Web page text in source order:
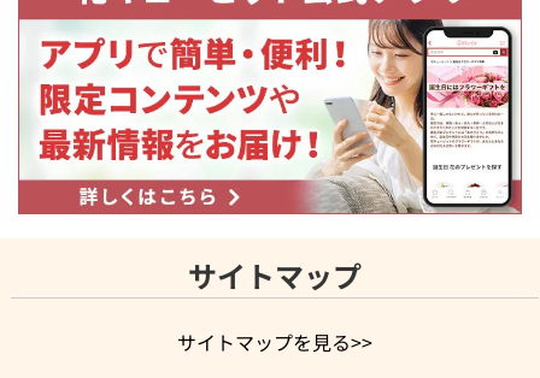
サイトマップ
サイトマップを見る>>